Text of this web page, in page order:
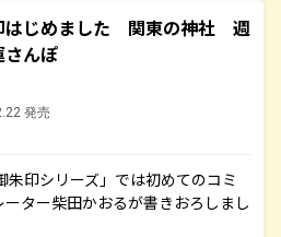
はじめました 関東の神社 週
さんぽ
発売
印シリーズ」では初めてのコミ
ター柴田かおるが書きおろしまし